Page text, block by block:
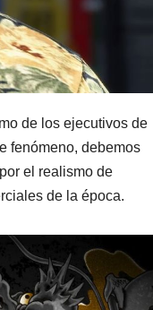
de los ejecutivos de
fenómeno, debemos
el realismo de
de la época.